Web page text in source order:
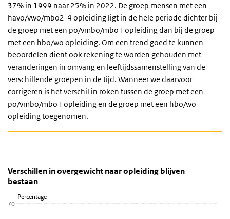
37% in 1999 naar 25% in 2022. De groep mensen met een
havo/vwo/mbo2-4 opleiding ligt in de hele periode dichter bij
de groep met een po/vmbo/mbo1 opleiding dan bij de groep
met een hbo/wo opleiding. Om een trend goed te kunnen
beoordelen dient ook rekening te worden gehouden met
veranderingen in omvang en leeftijdssamenstelling van de
verschillende groepen in de tijd. Wanneer we daarvoor
corrigeren is het verschil in roken tussen de groep met een
po/vmbo/mbo1 opleiding en de groep met een hbo/wo
opleiding toegenomen.
Verschillen in overgewicht naar opleiding
Sla de grafiek 'Verschillen in overgewicht naar opleiding blijven
Verschillen in overgewicht naar opleiding blijven
Lijn grafiek met 3 lijnen.
Bekijk als data tabel.
Percentage
Verschillen in overgewicht naar opleiding blijven
bestaan
70